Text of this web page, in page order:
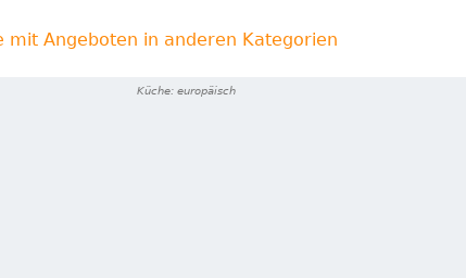
mit Angeboten in anderen Kategorien
Küche: europäisch